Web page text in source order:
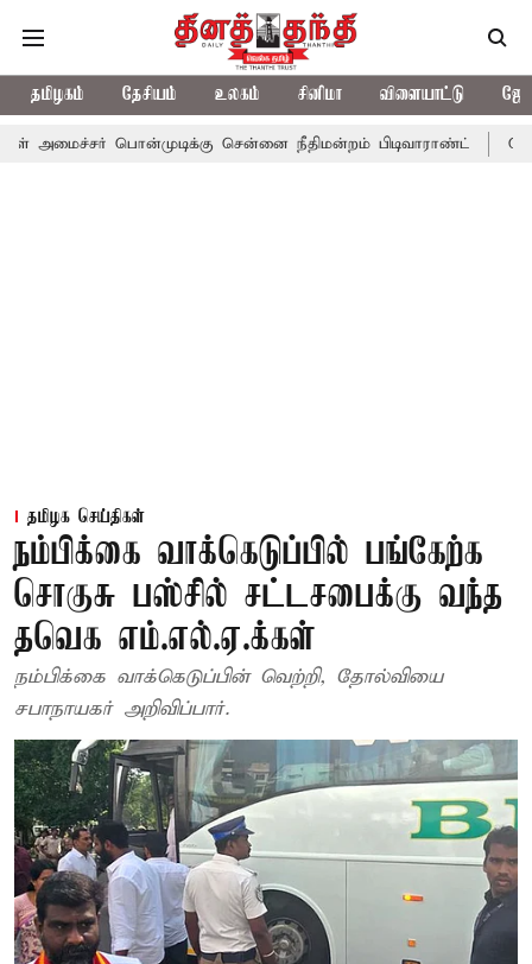
தமிழகம் தேசியம் உலகம் சினிமா விளையாட்டு
பொன்முடிக்கு சென்னை நீதிமன்றம் பிடிவாராண்ட் தொலைநோக்கு
தமிழக செய்திகள்
நம்பிக்கை வாக்கெடுப்பில் பங்கேற்க
சொகுசு பஸ்சில் சட்டசபைக்கு வந்த
தவெக எம்.எல்.ஏ.க்கள்
நம்பிக்கை வாக்கெடுப்பின் வெற்றி, தோல்வியை
சபாநாயகர் அறிவிப்பார்.